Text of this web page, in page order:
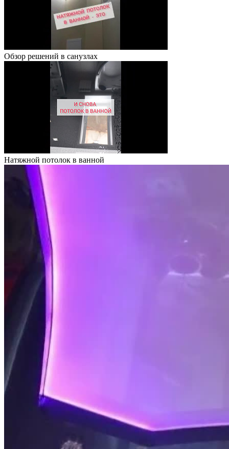
Обзор решений в санузлах
Натяжной потолок в ванной